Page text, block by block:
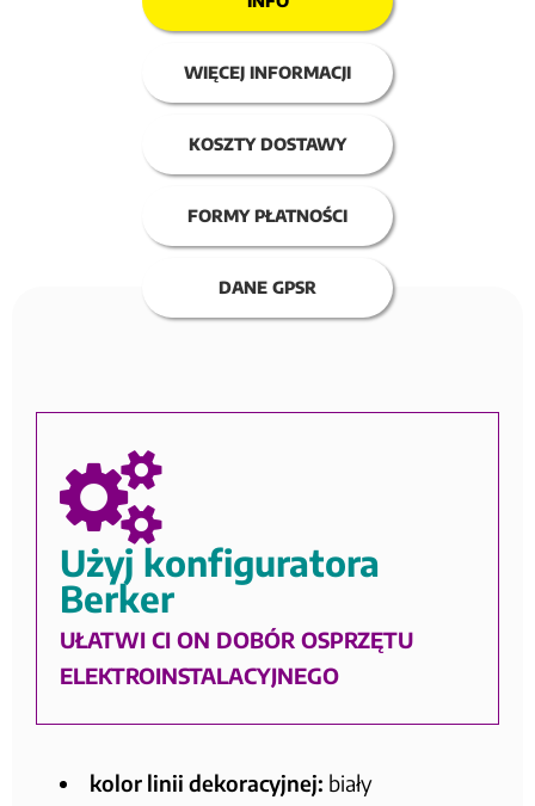
WIĘCEJ INFORMACJI
KOSZTY DOSTAWY
FORMY PŁATNOŚCI
DANE GPSR
Użyj konfiguratora
Berker
UŁATWI CI ON DOBÓR OSPRZĘTU
ELEKTROINSTALACYJNEGO
kolor linii dekoracyjnej: biały